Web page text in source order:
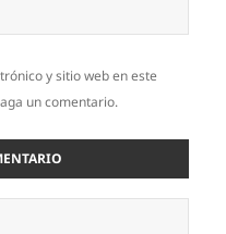
y sitio web en este
un comentario.